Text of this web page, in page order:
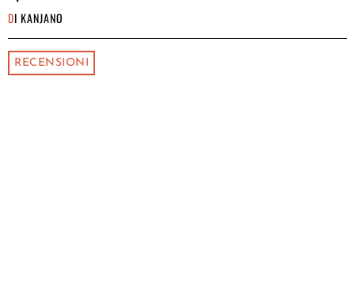
DI KANJANO
RECENSIONI